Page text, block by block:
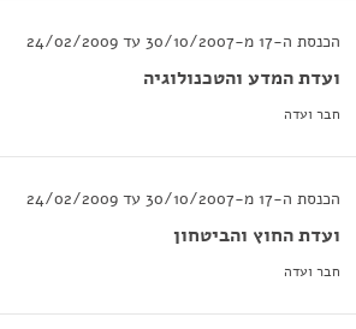
הכנסת ה-17 מ-30/10/2007 עד 24/02/2009
ועדת המדע והטכנולוגיה
חבר ועדה
הכנסת ה-17 מ-30/10/2007 עד 24/02/2009
ועדת החוץ והביטחון
חבר ועדה